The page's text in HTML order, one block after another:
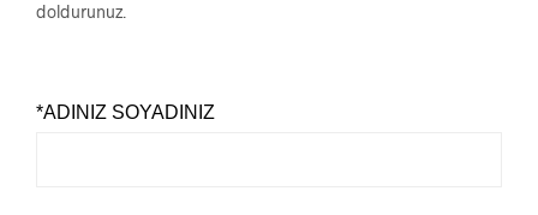
doldurunuz.
*ADINIZ SOYADINIZ